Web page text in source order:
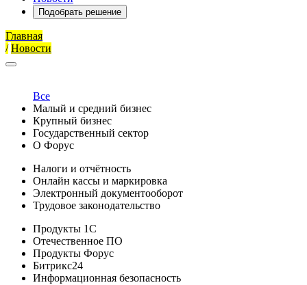
Подобрать решение
Главная
/ Новости
Все
Малый и средний бизнес
Крупный бизнес
Государственный сектор
О Форус
Налоги и отчётность
Онлайн кассы и маркировка
Электронный документооборот
Трудовое законодательство
Продукты 1С
Отечественное ПО
Продукты Форус
Битрикс24
Информационная безопасность